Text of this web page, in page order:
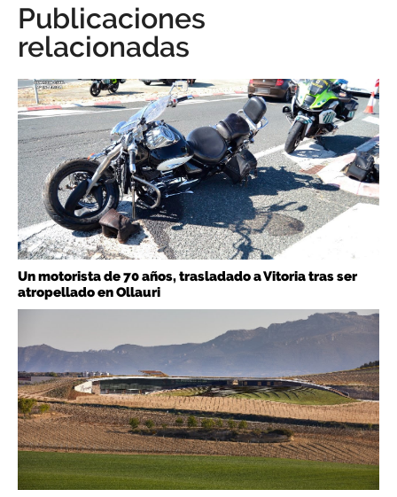
Publicaciones
relacionadas
Un motorista de 70 años, trasladado a Vitoria tras ser
atropellado en Ollauri